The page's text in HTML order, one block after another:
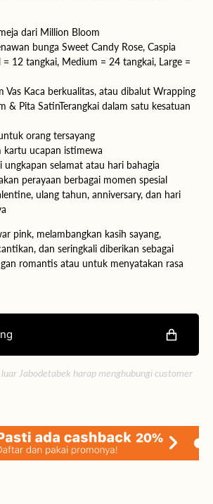
dari Million Bloom
bunga Sweet Candy Rose, Caspia
= 12 tangkai, Medium = 24 tangkai, Large =
Vas Kaca berkualitas, atau dibalut Wrapping
& Pita SatinTerangkai dalam satu kesatuan
orang tersayang
kartu ucapan istimewa
ungkapan selamat atau hari bahagia
perayaan berbagai momen spesial
ulang tahun, anniversary, dan hari
pink, melambangkan kasih sayang,
dan seringkali diberikan sebagai
romantis atau untuk menyatakan rasa
Jabodetabek harap menghubungi customer